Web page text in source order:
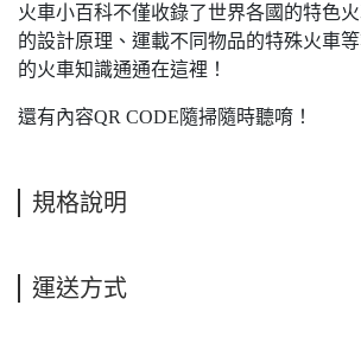
火車小百科不僅收錄了世界各國的特色
的設計原理、運載不同物品的特殊火車
的火車知識通通在這裡！
還有內容QR CODE隨掃隨時聽唷！
規格說明
運送方式